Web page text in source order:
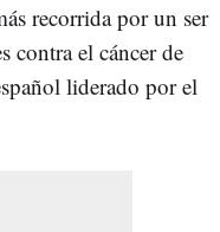
recorrida por un ser
contra el cáncer de
liderado por el